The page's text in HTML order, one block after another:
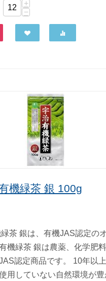
+
−
機緑茶 銀 100g
茶 銀は、有機JAS認定の
機緑茶 銀は農薬、化学肥
認定商品です。 10年以
用していない自然環境が